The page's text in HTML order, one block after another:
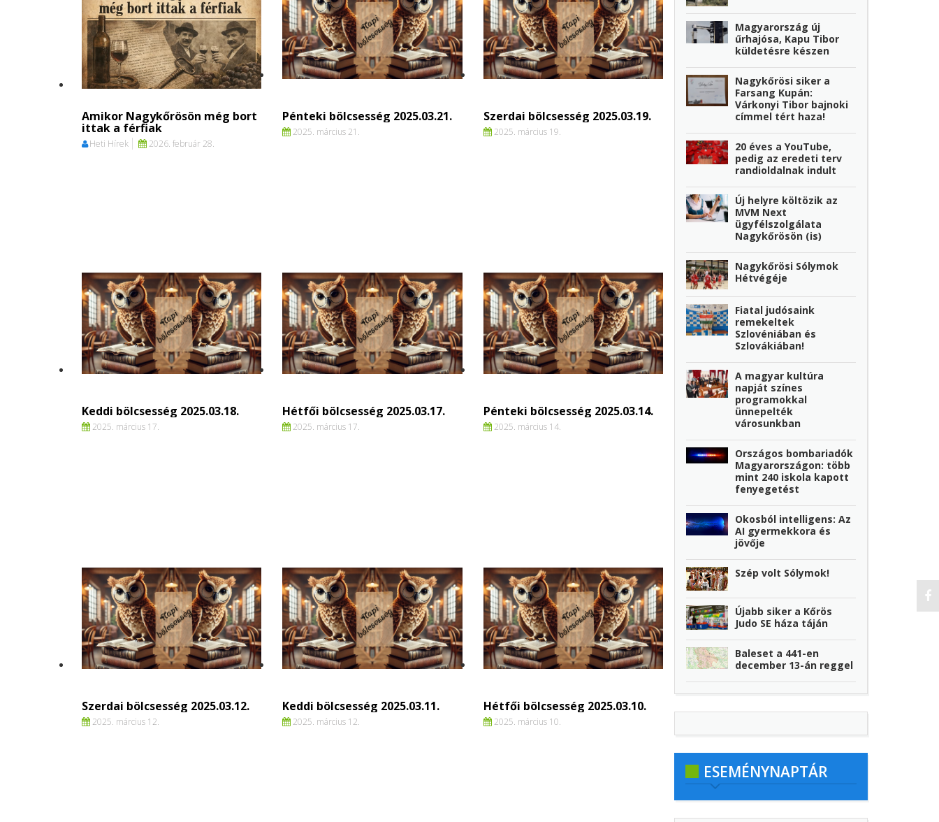
Amikor Nagykőrösön még bort
ittak a férfiak
Heti Hírek 2026. február 28.
Pénteki bölcsesség 2025.03.21.
2025. március 21.
Szerdai bölcsesség 2025.03.19.
2025. március 19.
Keddi bölcsesség 2025.03.18.
2025. március 17.
Hétfői bölcsesség 2025.03.17.
2025. március 17.
Pénteki bölcsesség 2025.03.14.
2025. március 14.
Szerdai bölcsesség 2025.03.12.
2025. március 12.
Keddi bölcsesség 2025.03.11.
2025. március 12.
Hétfői bölcsesség 2025.03.10.
2025. március 10.
Magyarország új
űrhajósa, Kapu Tibor
küldetésre készen
Nagykőrösi siker a
Farsang Kupán:
Várkonyi Tibor bajnoki
címmel tért haza!
20 éves a YouTube,
pedig az eredeti terv
randioldalnak indult
Új helyre költözik az
MVM Next
ügyfélszolgálata
Nagykőrösön (is)
Nagykőrösi Sólymok
Hétvégéje
Fiatal judósaink
remekeltek
Szlovéniában és
Szlovákiában!
A magyar kultúra
napját színes
programokkal
ünnepelték
városunkban
Országos bombariadók
Magyarországon: több
mint 240 iskola kapott
fenyegetést
Okosból intelligens: Az
AI gyermekkora és
jövője
Szép volt Sólymok!
Újabb siker a Kőrös
Judo SE háza táján
Baleset a 441-en
december 13-án reggel
ESEMÉNYNAPTÁR